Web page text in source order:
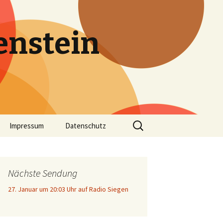
Impressum Datenschutz
Suche
nach:
Nächste Sendung
27. Januar um 20:03 Uhr auf Radio Siegen